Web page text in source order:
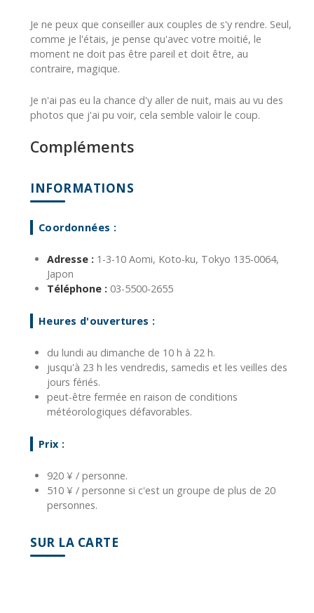
Je ne peux que conseiller aux couples de s'y rendre. Seul,
comme je l'étais, je pense qu'avec votre moitié, le
moment ne doit pas être pareil et doit être, au
contraire, magique.
Je n'ai pas eu la chance d'y aller de nuit, mais au vu des
photos que j'ai pu voir, cela semble valoir le coup.
Compléments
INFORMATIONS
Coordonnées :
Adresse : 1-3-10 Aomi, Koto-ku, Tokyo 135-0064,
Japon
Téléphone : 03-5500-2655
Heures d'ouvertures :
du lundi au dimanche de 10 h à 22 h.
jusqu'à 23 h les vendredis, samedis et les veilles des
jours fériés.
peut-être fermée en raison de conditions
météorologiques défavorables.
Prix :
920 ¥ / personne.
510 ¥ / personne si c'est un groupe de plus de 20
personnes.
SUR LA CARTE